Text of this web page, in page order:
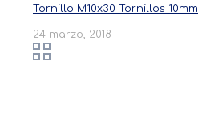
Tornillo M10x30 Tornillos 10mm
24 marzo, 2018